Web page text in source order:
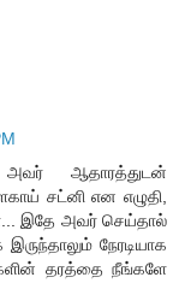
ஆதாரத்துடன்
சட்னி என எழுதி,
இதே அவர் செய்தால்
நேரடியாக
தரத்தை நீங்களே